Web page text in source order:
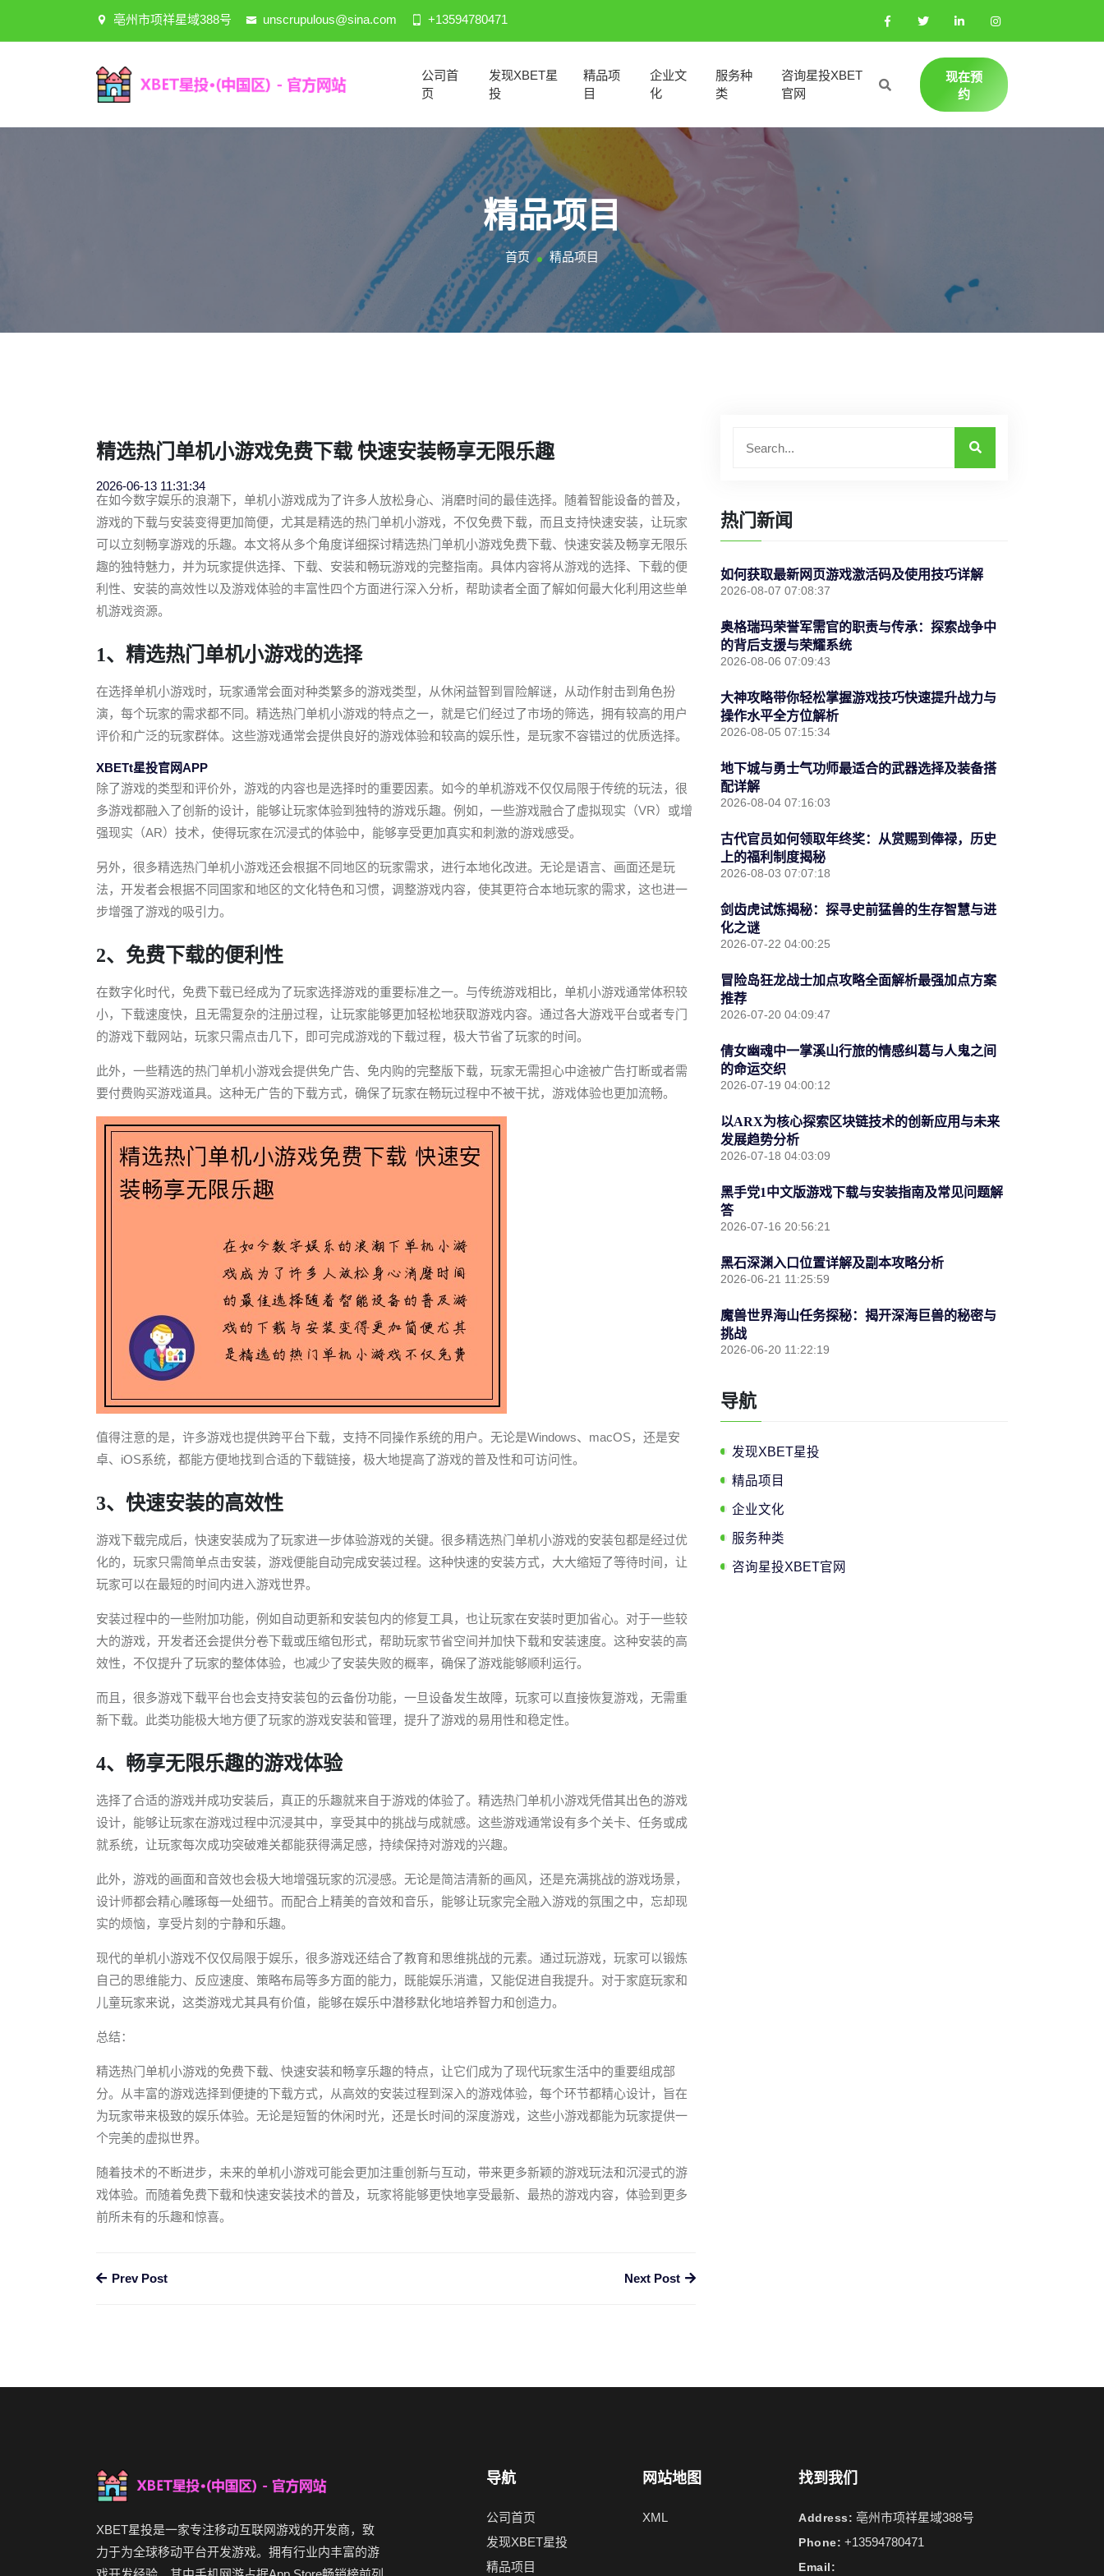
亳州市项祥星域388号 unscrupulous@sina.com +13594780471
公司首
页
发现XBET星
投
精品项
目
企业文
化
服务种
类
咨询星投XBET
官网
现在预
约
精品项目
首页 精品项目
精选热门单机小游戏免费下载 快速安装畅享无限乐趣
2026-06-13 11:31:34
在如今数字娱乐的浪潮下，单机小游戏成为了许多人放松身心、消磨时间的最佳选择。随着智能设备的普及，
游戏的下载与安装变得更加简便，尤其是精选的热门单机小游戏，不仅免费下载，而且支持快速安装，让玩家
可以立刻畅享游戏的乐趣。本文将从多个角度详细探讨精选热门单机小游戏免费下载、快速安装及畅享无限乐
趣的独特魅力，并为玩家提供选择、下载、安装和畅玩游戏的完整指南。具体内容将从游戏的选择、下载的便
利性、安装的高效性以及游戏体验的丰富性四个方面进行深入分析，帮助读者全面了解如何最大化利用这些单
机游戏资源。
1、精选热门单机小游戏的选择
在选择单机小游戏时，玩家通常会面对种类繁多的游戏类型，从休闲益智到冒险解谜，从动作射击到角色扮
演，每个玩家的需求都不同。精选热门单机小游戏的特点之一，就是它们经过了市场的筛选，拥有较高的用户
评价和广泛的玩家群体。这些游戏通常会提供良好的游戏体验和较高的娱乐性，是玩家不容错过的优质选择。
XBETt星投官网APP
除了游戏的类型和评价外，游戏的内容也是选择时的重要因素。如今的单机游戏不仅仅局限于传统的玩法，很
多游戏都融入了创新的设计，能够让玩家体验到独特的游戏乐趣。例如，一些游戏融合了虚拟现实（VR）或增
强现实（AR）技术，使得玩家在沉浸式的体验中，能够享受更加真实和刺激的游戏感受。
另外，很多精选热门单机小游戏还会根据不同地区的玩家需求，进行本地化改进。无论是语言、画面还是玩
法，开发者会根据不同国家和地区的文化特色和习惯，调整游戏内容，使其更符合本地玩家的需求，这也进一
步增强了游戏的吸引力。
2、免费下载的便利性
在数字化时代，免费下载已经成为了玩家选择游戏的重要标准之一。与传统游戏相比，单机小游戏通常体积较
小，下载速度快，且无需复杂的注册过程，让玩家能够更加轻松地获取游戏内容。通过各大游戏平台或者专门
的游戏下载网站，玩家只需点击几下，即可完成游戏的下载过程，极大节省了玩家的时间。
此外，一些精选的热门单机小游戏会提供免广告、免内购的完整版下载，玩家无需担心中途被广告打断或者需
要付费购买游戏道具。这种无广告的下载方式，确保了玩家在畅玩过程中不被干扰，游戏体验也更加流畅。
值得注意的是，许多游戏也提供跨平台下载，支持不同操作系统的用户。无论是Windows、macOS，还是安
卓、iOS系统，都能方便地找到合适的下载链接，极大地提高了游戏的普及性和可访问性。
3、快速安装的高效性
游戏下载完成后，快速安装成为了玩家进一步体验游戏的关键。很多精选热门单机小游戏的安装包都是经过优
化的，玩家只需简单点击安装，游戏便能自动完成安装过程。这种快速的安装方式，大大缩短了等待时间，让
玩家可以在最短的时间内进入游戏世界。
安装过程中的一些附加功能，例如自动更新和安装包内的修复工具，也让玩家在安装时更加省心。对于一些较
大的游戏，开发者还会提供分卷下载或压缩包形式，帮助玩家节省空间并加快下载和安装速度。这种安装的高
效性，不仅提升了玩家的整体体验，也减少了安装失败的概率，确保了游戏能够顺利运行。
而且，很多游戏下载平台也会支持安装包的云备份功能，一旦设备发生故障，玩家可以直接恢复游戏，无需重
新下载。此类功能极大地方便了玩家的游戏安装和管理，提升了游戏的易用性和稳定性。
4、畅享无限乐趣的游戏体验
选择了合适的游戏并成功安装后，真正的乐趣就来自于游戏的体验了。精选热门单机小游戏凭借其出色的游戏
设计，能够让玩家在游戏过程中沉浸其中，享受其中的挑战与成就感。这些游戏通常设有多个关卡、任务或成
就系统，让玩家每次成功突破难关都能获得满足感，持续保持对游戏的兴趣。
此外，游戏的画面和音效也会极大地增强玩家的沉浸感。无论是简洁清新的画风，还是充满挑战的游戏场景，
设计师都会精心雕琢每一处细节。而配合上精美的音效和音乐，能够让玩家完全融入游戏的氛围之中，忘却现
实的烦恼，享受片刻的宁静和乐趣。
现代的单机小游戏不仅仅局限于娱乐，很多游戏还结合了教育和思维挑战的元素。通过玩游戏，玩家可以锻炼
自己的思维能力、反应速度、策略布局等多方面的能力，既能娱乐消遣，又能促进自我提升。对于家庭玩家和
儿童玩家来说，这类游戏尤其具有价值，能够在娱乐中潜移默化地培养智力和创造力。
总结：
精选热门单机小游戏的免费下载、快速安装和畅享乐趣的特点，让它们成为了现代玩家生活中的重要组成部
分。从丰富的游戏选择到便捷的下载方式，从高效的安装过程到深入的游戏体验，每个环节都精心设计，旨在
为玩家带来极致的娱乐体验。无论是短暂的休闲时光，还是长时间的深度游戏，这些小游戏都能为玩家提供一
个完美的虚拟世界。
随着技术的不断进步，未来的单机小游戏可能会更加注重创新与互动，带来更多新颖的游戏玩法和沉浸式的游
戏体验。而随着免费下载和快速安装技术的普及，玩家将能够更快地享受最新、最热的游戏内容，体验到更多
前所未有的乐趣和惊喜。
Prev Post Next Post
热门新闻
如何获取最新网页游戏激活码及使用技巧详解
2026-08-07 07:08:37
奥格瑞玛荣誉军需官的职责与传承：探索战争中
的背后支援与荣耀系统
2026-08-06 07:09:43
大神攻略带你轻松掌握游戏技巧快速提升战力与
操作水平全方位解析
2026-08-05 07:15:34
地下城与勇士气功师最适合的武器选择及装备搭
配详解
2026-08-04 07:16:03
古代官员如何领取年终奖：从赏赐到俸禄，历史
上的福利制度揭秘
2026-08-03 07:07:18
剑齿虎试炼揭秘：探寻史前猛兽的生存智慧与进
化之谜
2026-07-22 04:00:25
冒险岛狂龙战士加点攻略全面解析最强加点方案
推荐
2026-07-20 04:09:47
倩女幽魂中一掌溪山行旅的情感纠葛与人鬼之间
的命运交织
2026-07-19 04:00:12
以ARX为核心探索区块链技术的创新应用与未来
发展趋势分析
2026-07-18 04:03:09
黑手党1中文版游戏下载与安装指南及常见问题解
答
2026-07-16 20:56:21
黑石深渊入口位置详解及副本攻略分析
2026-06-21 11:25:59
魔兽世界海山任务探秘：揭开深海巨兽的秘密与
挑战
2026-06-20 11:22:19
导航
发现XBET星投
精品项目
企业文化
服务种类
咨询星投XBET官网
XBET星投是一家专注移动互联网游戏的开发商，致
力于为全球移动平台开发游戏。拥有行业内丰富的游
导航
公司首页
发现XBET星投
精品项目
网站地图
XML
找到我们
Address: 亳州市项祥星域388号
Phone: +13594780471
Email: